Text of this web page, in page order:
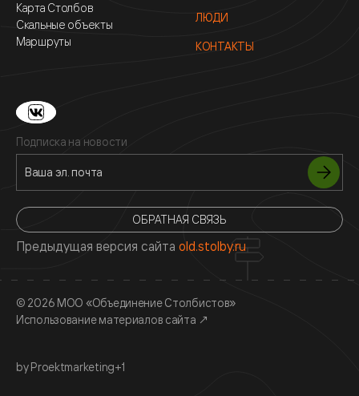
Карта Столбов
Скальные объекты
Маршруты
ЛЮДИ
КОНТАКТЫ
Подписка на новости
ОБРАТНАЯ СВЯЗЬ
Предыдущая версия сайта old.stolby.ru
© 2026 МОО «Объединение Столбистов»
Использование материалов сайта ↗
by Proektmarketing+1